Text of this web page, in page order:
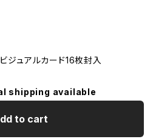
ジュアルカード16枚封入
shipping available
to cart